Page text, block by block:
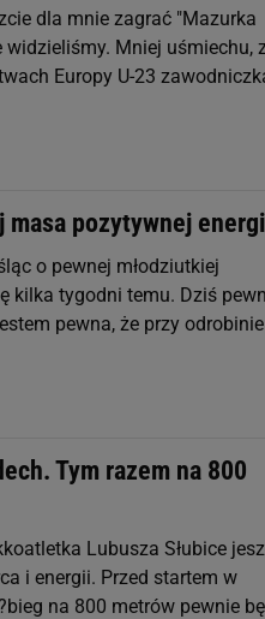
dla mnie zagrać "Mazurka
Mniej uśmiechu,
Europy U-23
pozytywnej
o pewnej młodziutkiej
kilka tygodni temu. Dziś
pewna, że przy odrobinie
Tym razem na 800
Lubusza Słubice
i energii. Przed startem w
na 800 metrów pewnie